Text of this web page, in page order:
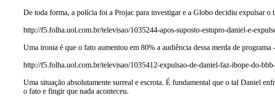
De toda forma, a polícia foi a Projac para investigar e a Globo decidiu expulsar o
http://f5.folha.uol.com.br/televisao/1035244-apos-suposto-estupro-daniel-e-
Uma ironia é que o fato aumentou em 80% a audiência dessa merda de programa
http://f5.folha.uol.com.br/televisao/1035412-expulsao-de-daniel-faz-ibope-do-
Uma situação absolutamente surreal e escrota. É fundamental que o tal Daniel
o fato e fingir que nada aconteceu.